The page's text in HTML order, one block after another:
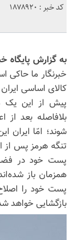
کد خبر : 1878920
به گزارش پایگاه
کالای اساسی
پیش از این یک
بلافاصله بعد از
شوند؛ امّا ایران
تنگه هرمز پس از
پست خود در
همزمان باز
پست خود را
بازگشایی خواهد